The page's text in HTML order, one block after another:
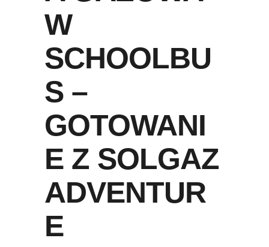
W
SCHOOLBU
S –
GOTOWANI
E Z SOLGAZ
ADVENTUR
E